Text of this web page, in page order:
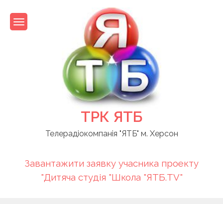
content
ТРК ЯТБ
Телерадіокомпанія "ЯТБ" м. Херсон
Завантажити заявку учасника проекту
"Дитяча студія "Школа "ЯТБ.TV"